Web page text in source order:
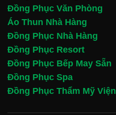
Đồng Phục Văn Phòng
Áo Thun Nhà Hàng
Đồng Phục Nhà Hàng
Đồng Phục Resort
Đồng Phục Bếp May Sẵn
Đồng Phục Spa
Đồng Phục Thẩm Mỹ Viện